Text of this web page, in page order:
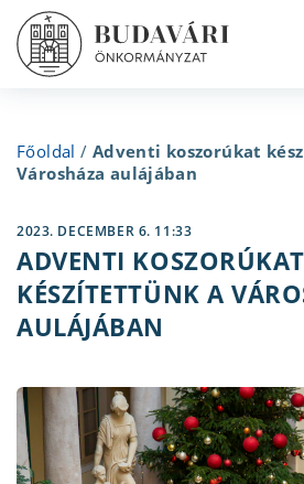
Főoldal / Adventi koszorúkat
Városháza aulájában
2023. DECEMBER 6. 11:33
ADVENTI KOSZORÚKAT
KÉSZÍTETTÜNK A
AULÁJÁBAN